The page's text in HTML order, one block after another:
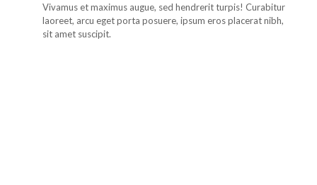
Vivamus et maximus augue, sed hendrerit turpis! Curabitur
laoreet, arcu eget porta posuere, ipsum eros placerat nibh,
sit amet suscipit.